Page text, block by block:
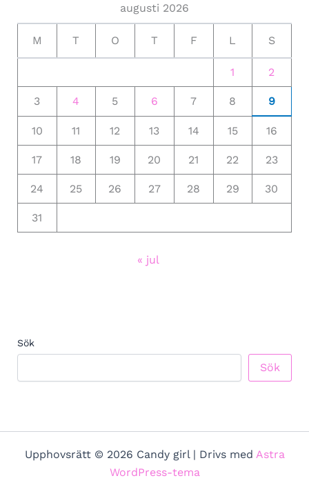
augusti 2026
M T O T F L S
1 2
3 4 5 6 7 8 9
10 11 12 13 14 15 16
17 18 19 20 21 22 23
24 25 26 27 28 29 30
31
« jul
Sök
Sök
Upphovsrätt © 2026 Candy girl | Drivs med Astra
WordPress-tema